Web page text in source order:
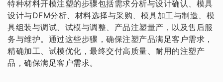
特种材料开模注塑的步骤包括需求分析与设计确认、模具
设计与DFM分析、材料选择与采购、模具加工与制造、模
具组装与调试、试模与调整、产品注塑量产，以及售后服
务与维护。通过这些步骤，确保注塑产品满足客户需求，
精确加工、试模优化，最终交付高质量、耐用的注塑产
品，确保满足客户需求。